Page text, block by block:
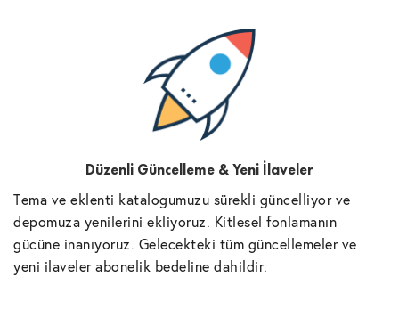
Düzenli Güncelleme & Yeni İlaveler
Tema ve eklenti katalogumuzu sürekli güncelliyor ve
depomuza yenilerini ekliyoruz. Kitlesel fonlamanın
gücüne inanıyoruz. Gelecekteki tüm güncellemeler ve
yeni ilaveler abonelik bedeline dahildir.